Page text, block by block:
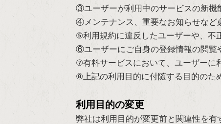
③ユーザーが利用中のサービスの新機
④メンテナンス、重要なお知らせなど
⑤利用規約に違反したユーザーや、不
⑥ユーザーにご自身の登録情報の閲覧
⑦有料サービスにおいて、ユーザーに
⑧上記の利用目的に付随する目的のた
利用目的の変更
弊社は利用目的が変更前と関連性を有